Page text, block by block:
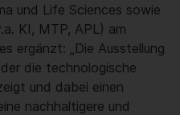
und Life Sciences sowie
KI, MTP, APL) am
ergänzt: „Die Ausstellung
die technologische
und dabei einen
nachhaltigere und